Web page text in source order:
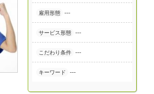
雇用形態 ---
サービス形態 ---
こだわり条件 ---
キーワード ---